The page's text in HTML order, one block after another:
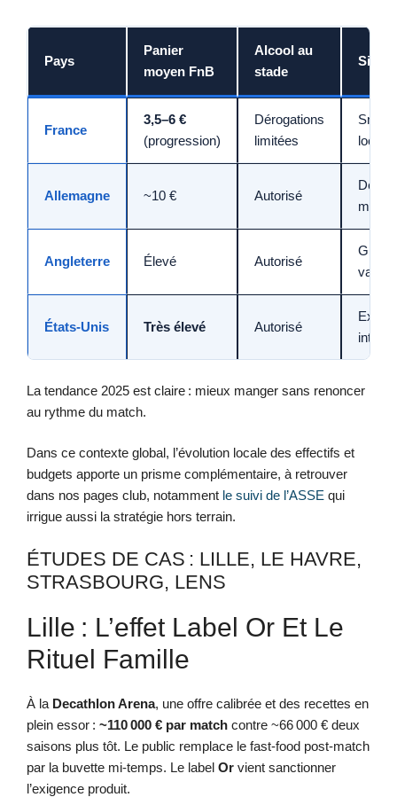
Pays
Panier
moyen FnB
Alcool au
stade
France
3,5–6 €
(progression)
Dérogations
limitées
local
Allemagne ~10 € Autorisé
Débit
massif
Angleterre Élevé Autorisé
variété
États‑Unis Très élevé Autorisé
La tendance 2025 est claire : mieux manger sans renoncer
au rythme du match.
Dans ce contexte global, l’évolution locale des effectifs et
budgets apporte un prisme complémentaire, à retrouver
dans nos pages club, notamment le suivi de l’ASSE qui
irrigue aussi la stratégie hors terrain.
ÉTUDES DE CAS : LILLE, LE HAVRE,
STRASBOURG, LENS
Lille : L’effet Label Or Et Le
Rituel Famille
À la Decathlon Arena, une offre calibrée et des recettes en
plein essor : ~110 000 € par match contre ~66 000 € deux
saisons plus tôt. Le public remplace le fast-food post‑match
par la buvette mi-temps. Le label Or vient sanctionner
l’exigence produit.